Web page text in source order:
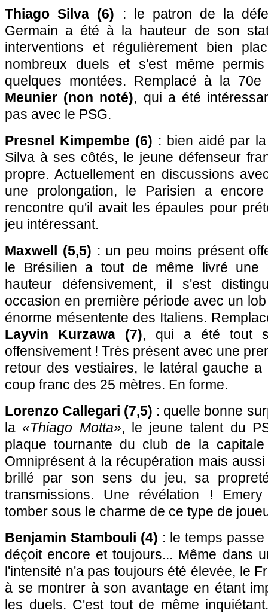
Thiago Silva (6) : le patron de la
Germain a été à la hauteur de son
interventions et régulièrement bien
nombreux duels et s'est même
quelques montées. Remplacé à la
Meunier (non noté), qui a été
pas avec le PSG.
Presnel Kimpembe (6) : bien aidé par
Silva à ses côtés, le jeune défenseur
propre. Actuellement en discussions
une prolongation, le Parisien a
rencontre qu'il avait les épaules pour
jeu intéressant.
Maxwell (5,5) : un peu moins présent
le Brésilien a tout de même livré une
hauteur défensivement, il s'est
occasion en première période avec un
énorme mésentente des Italiens.
Layvin Kurzawa (7), qui a été tout
offensivement ! Très présent avec une
retour des vestiaires, le latéral gauche a
coup franc des 25 mètres. En forme.
Lorenzo Callegari (7,5) : quelle bonne
la «Thiago Motta», le jeune talent du
plaque tournante du club de la
Omniprésent à la récupération mais
brillé par son sens du jeu, sa
transmissions. Une révélation ! Emery
tomber sous le charme de ce type de
Benjamin Stambouli (4) : le temps
déçoit encore et toujours... Même dans
l'intensité n'a pas toujours été élevée, le
à se montrer à son avantage en étant
les duels. C'est tout de même